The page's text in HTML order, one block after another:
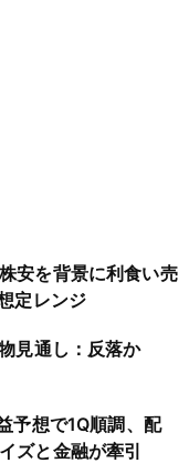
安を背景に利食い売
定レンジ
見通し：反落か
予想で1Q順調、配
ズと金融が牽引